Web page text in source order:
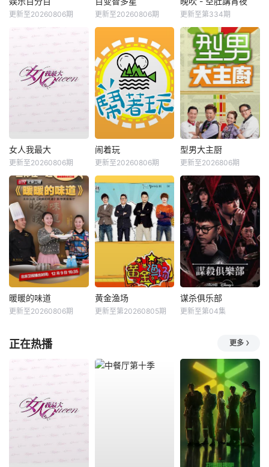
更新至20260806期 更新至20260806期 更新至第334期
女人我最大
更新至20260806期
闹着玩
更新至20260806期
型男大主厨
更新至2026806期
暖暖的味道
更新至20260806期
黄金渔场
更新至第20260805期
谋杀俱乐部
更新至第04集
正在热播 更多